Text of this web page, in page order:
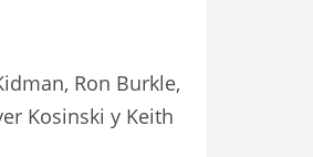
Ron Burkle,
Kosinski y Keith